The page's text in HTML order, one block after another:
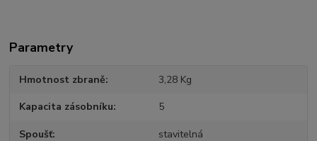
Parametry
Hmotnost zbraně 3,28 Kg
Kapacita zásobníku 5
Spoušť stavitelná